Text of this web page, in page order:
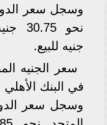
وسجل سعر
جنيه للبيع.
سعر الجنيه
في البنك الأهلي
وسجل سعر